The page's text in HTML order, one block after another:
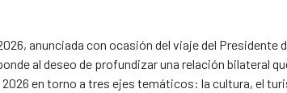
anunciada con ocasión del viaje del Presidente
al deseo de profundizar una relación bilateral
en torno a tres ejes temáticos: la cultura, el